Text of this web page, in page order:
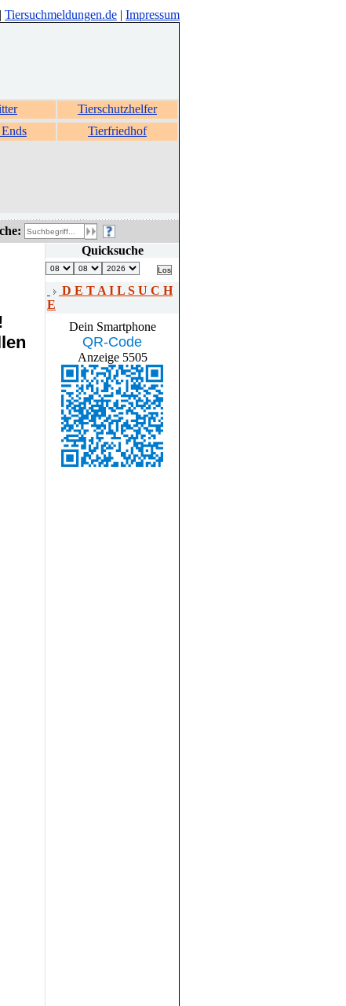
| Tiersuchmeldungen.de | Impressum
Tierschutzhelfer
Tierfriedhof
Quicksuche
D E T A I L S U C H
E
Dein Smartphone
QR-Code
Anzeige 5505